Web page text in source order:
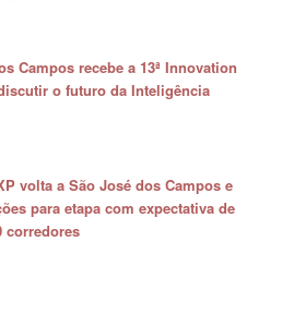
Campos recebe a 13ª Innovation
o futuro da Inteligência
volta a São José dos Campos e
para etapa com expectativa de
corredores